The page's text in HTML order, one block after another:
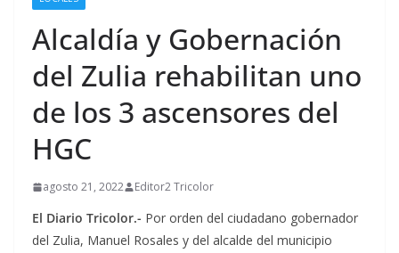
Alcaldía y Gobernación
del Zulia rehabilitan uno
de los 3 ascensores del
HGC
agosto 21, 2022 Editor2 Tricolor
El Diario Tricolor.- Por orden del ciudadano gobernador
del Zulia, Manuel Rosales y del alcalde del municipio